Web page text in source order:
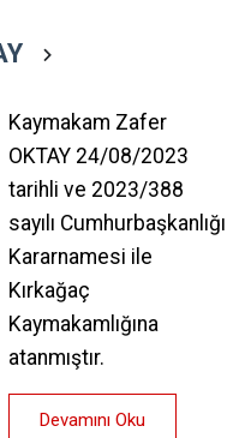
Kaymakam Zafer
OKTAY 24/08/2023
tarihli ve 2023/388
sayılı Cumhurbaşkanlığı
Kararnamesi ile
Kırkağaç
Kaymakamlığına
atanmıştır.
Devamını Oku